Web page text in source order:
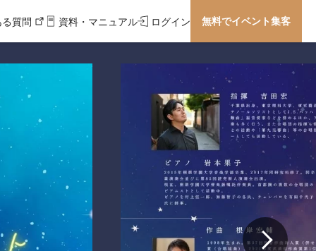
る質問 資料・マニュアル ログイン 無料でイベント集客